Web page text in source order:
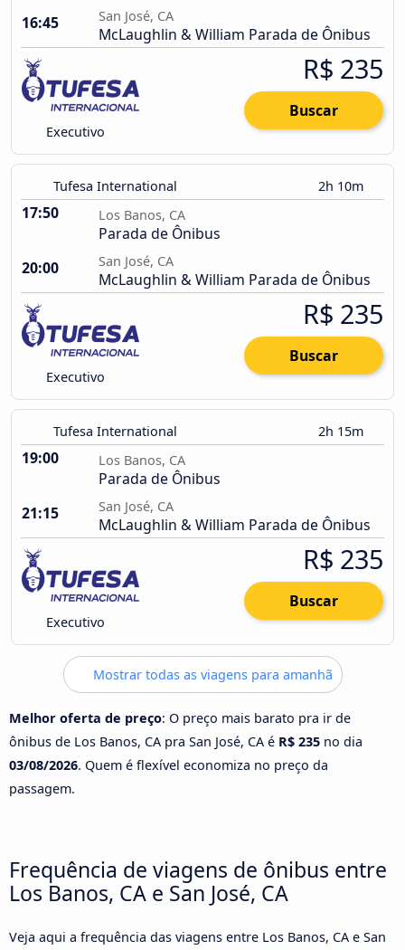
16:45
San José, CA
McLaughlin & William Parada de Ônibus
Executivo
R$ 235
Buscar
Tufesa International 2h 10m
17:50 Los Banos, CA
Parada de Ônibus
20:00
San José, CA
McLaughlin & William Parada de Ônibus
Executivo
R$ 235
Buscar
Tufesa International 2h 15m
19:00 Los Banos, CA
Parada de Ônibus
21:15
San José, CA
McLaughlin & William Parada de Ônibus
Executivo
R$ 235
Buscar
Mostrar todas as viagens para amanhã
Melhor oferta de preço: O preço mais barato pra ir de
ônibus de Los Banos, CA pra San José, CA é R$ 235 no dia
03/08/2026. Quem é flexível economiza no preço da
passagem.
Frequência de viagens de ônibus entre
Los Banos, CA e San José, CA
Veja aqui a frequência das viagens entre Los Banos, CA e San